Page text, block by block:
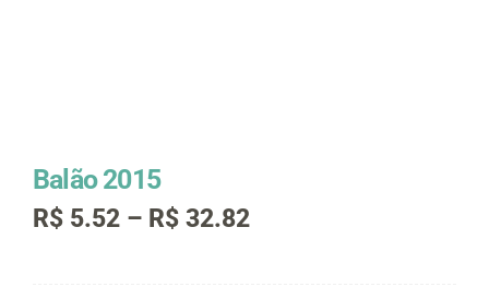
Balão 2015
R$ 5.52 – R$ 32.82Faixa